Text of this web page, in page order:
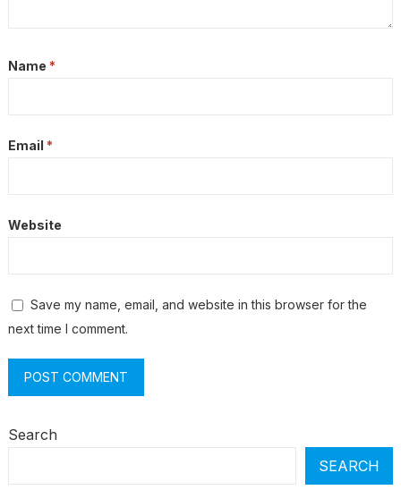
Name *
Email *
Website
Save my name, email, and website in this browser for the
next time I comment.
Search
SEARCH